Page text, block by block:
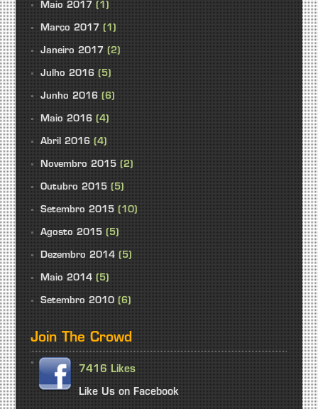
Maio 2017(1)
Março 2017(1)
Janeiro 2017(2)
Julho 2016(5)
Junho 2016(6)
Maio 2016(4)
Abril 2016(4)
Novembro 2015(2)
Outubro 2015(5)
Setembro 2015(10)
Agosto 2015(5)
Dezembro 2014(5)
Maio 2014(5)
Setembro 2010(6)
Join The Crowd
7416 Likes
Like Us on Facebook